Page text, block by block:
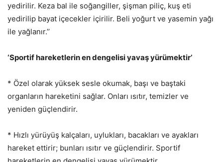
yedirilir. Keza bal ile soğangiller, şişman piliç, kuş eti
yedirilip bayat içecekler içirilir. Beli yoğurt ve yasemin yağı
ile yağlanır.’’
‘Sportif hareketlerin en dengelisi yavaş yürümektir’
* Özel olarak yüksek sesle okumak, başı ve baştaki
organların hareketini sağlar. Onları ısıtır, temizler ve
yeniden güçlendirir.
* Hızlı yürüyüş kalçaları, uylukları, bacakları ve ayakları
hareket ettirir; bunları ısıtır ve güçlendirir. Sportif